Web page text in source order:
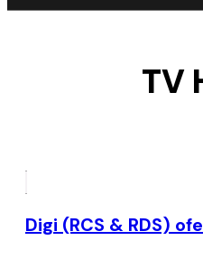
TV
Digi (RCS & RDS)